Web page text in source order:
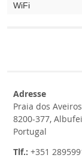
WiFi
Adresse
Praia dos Aveiros
8200-377,
Portugal
Tlf.: +351